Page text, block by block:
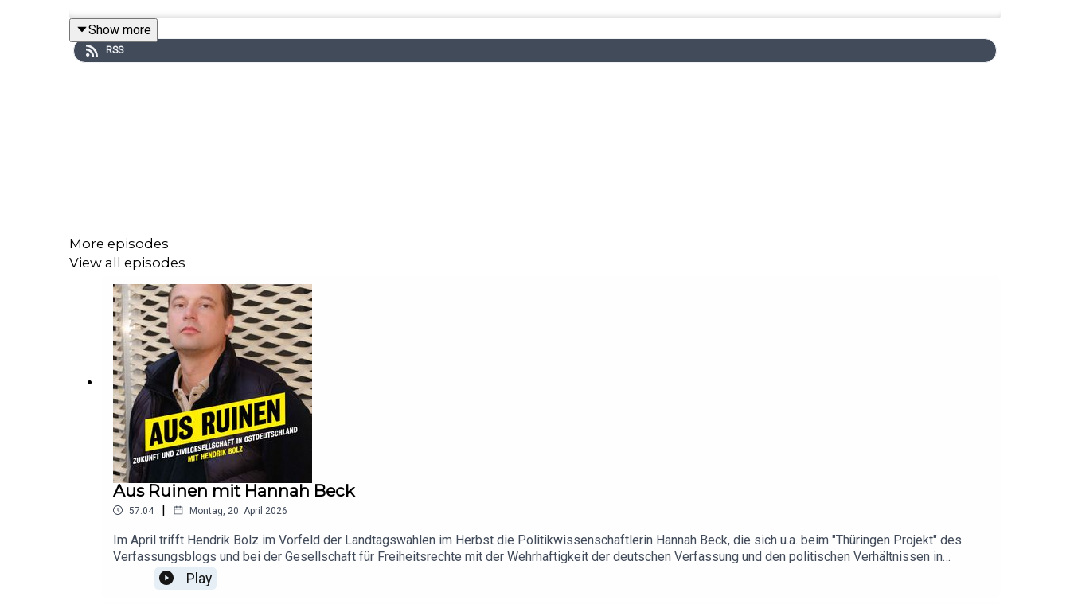
Show more
RSS
More episodes
View all episodes
Aus Ruinen mit Hannah Beck
57:04 | Montag, 20. April 2026
Im April trifft Hendrik Bolz im Vorfeld der Landtagswahlen im Herbst die Politikwissenschaftlerin Hannah Beck, die sich u.a. beim "Thüringen Projekt" des
Verfassungsblogs und bei der Gesellschaft für Freiheitsrechte mit der Wehrhaftigkeit der deutschen Verfassung und den politischen Verhältnissen in
Ostdeutschland auseinandersetzt.Hören Sie hier das Gespräch vom 20. April 2026.
Play